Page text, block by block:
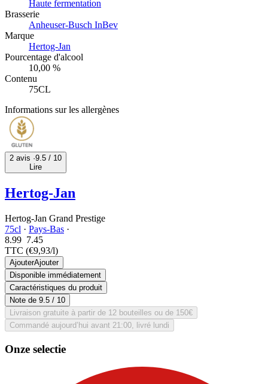
Haute fermentation
Brasserie
Anheuser-Busch InBev
Marque
Hertog-Jan
Pourcentage d'alcool
10,00 %
Contenu
75CL
Informations sur les allergènes
2 avis ·9.5 / 10
Lire
Hertog-Jan
Hertog-Jan Grand Prestige
75cl · Pays-Bas ·
8.99 7.45
TTC (€9,93/l)
AjouterAjouter
Disponible immédiatement
Caractéristiques du produit
Note de 9.5 / 10
Livraison gratuite à partir de 12 bouteilles ou de 150€
Commandé aujourd’hui avant 21:00, livré lundi
Onze selectie